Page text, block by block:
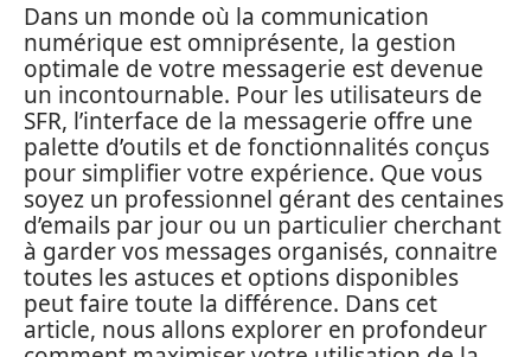
Dans un monde où la communication
numérique est omniprésente, la gestion
optimale de votre messagerie est devenue
un incontournable. Pour les utilisateurs de
SFR, l’interface de la messagerie offre une
palette d’outils et de fonctionnalités conçus
pour simplifier votre expérience. Que vous
soyez un professionnel gérant des centaines
d’emails par jour ou un particulier cherchant
à garder vos messages organisés, connaitre
toutes les astuces et options disponibles
peut faire toute la différence. Dans cet
article, nous allons explorer en profondeur